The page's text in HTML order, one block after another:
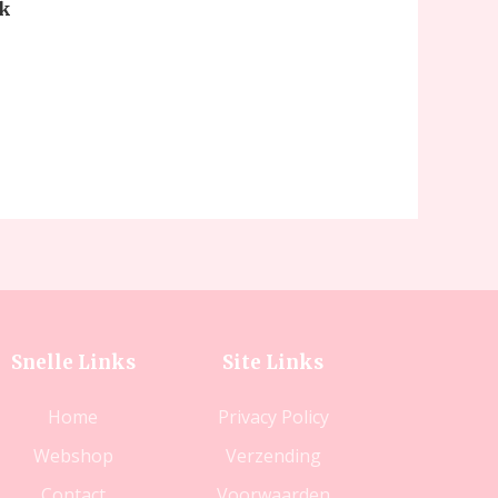
Snelle Links
Home
Webshop
Site Links
Privacy Policy
Verzending